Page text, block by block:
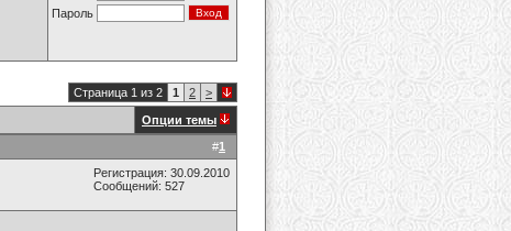
Пароль
Страница 1 из 2 1 2 >
Опции темы
#1
Регистрация: 30.09.2010
Сообщений: 527